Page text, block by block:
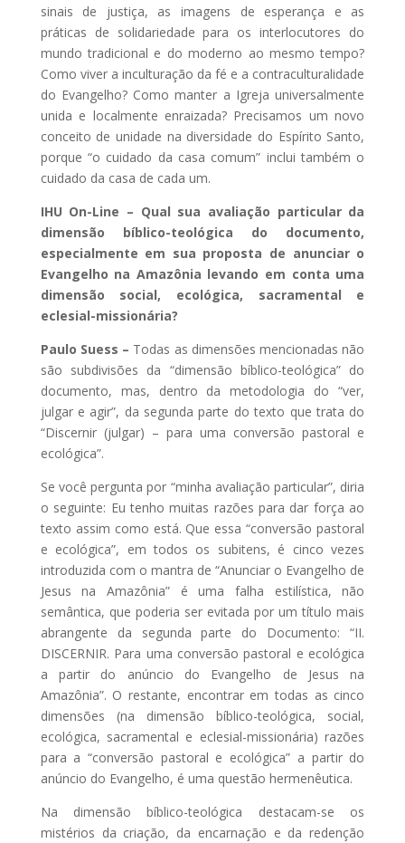
sinais de justiça, as imagens de esperança e as
práticas de solidariedade para os interlocutores do
mundo tradicional e do moderno ao mesmo tempo?
Como viver a inculturação da fé e a contraculturalidade
do Evangelho? Como manter a Igreja universalmente
unida e localmente enraizada? Precisamos um novo
conceito de unidade na diversidade do Espírito Santo,
porque “o cuidado da casa comum” inclui também o
cuidado da casa de cada um.
IHU On-Line – Qual sua avaliação particular da
dimensão bíblico-teológica do documento,
especialmente em sua proposta de anunciar o
Evangelho na Amazônia levando em conta uma
dimensão social, ecológica, sacramental e
eclesial-missionária?
Paulo Suess – Todas as dimensões mencionadas não
são subdivisões da “dimensão bíblico-teológica” do
documento, mas, dentro da metodologia do “ver,
julgar e agir”, da segunda parte do texto que trata do
“Discernir (julgar) – para uma conversão pastoral e
ecológica”.
Se você pergunta por “minha avaliação particular”, diria
o seguinte: Eu tenho muitas razões para dar força ao
texto assim como está. Que essa “conversão pastoral
e ecológica”, em todos os subitens, é cinco vezes
introduzida com o mantra de “Anunciar o Evangelho de
Jesus na Amazônia” é uma falha estilística, não
semântica, que poderia ser evitada por um título mais
abrangente da segunda parte do Documento: “II.
DISCERNIR. Para uma conversão pastoral e ecológica
a partir do anúncio do Evangelho de Jesus na
Amazônia”. O restante, encontrar em todas as cinco
dimensões (na dimensão bíblico-teológica, social,
ecológica, sacramental e eclesial-missionária) razões
para a “conversão pastoral e ecológica” a partir do
anúncio do Evangelho, é uma questão hermenêutica.
Na dimensão bíblico-teológica destacam-se os
mistérios da criação, da encarnação e da redenção